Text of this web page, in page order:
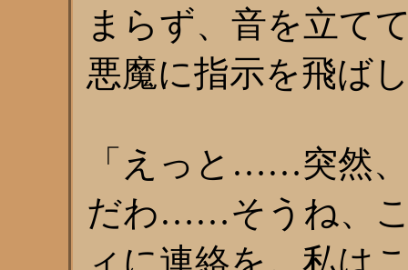
まらず、音を立て
悪魔に指示を飛ば
「えっと……突然
だわ……そうね、
ィに連絡を。私は